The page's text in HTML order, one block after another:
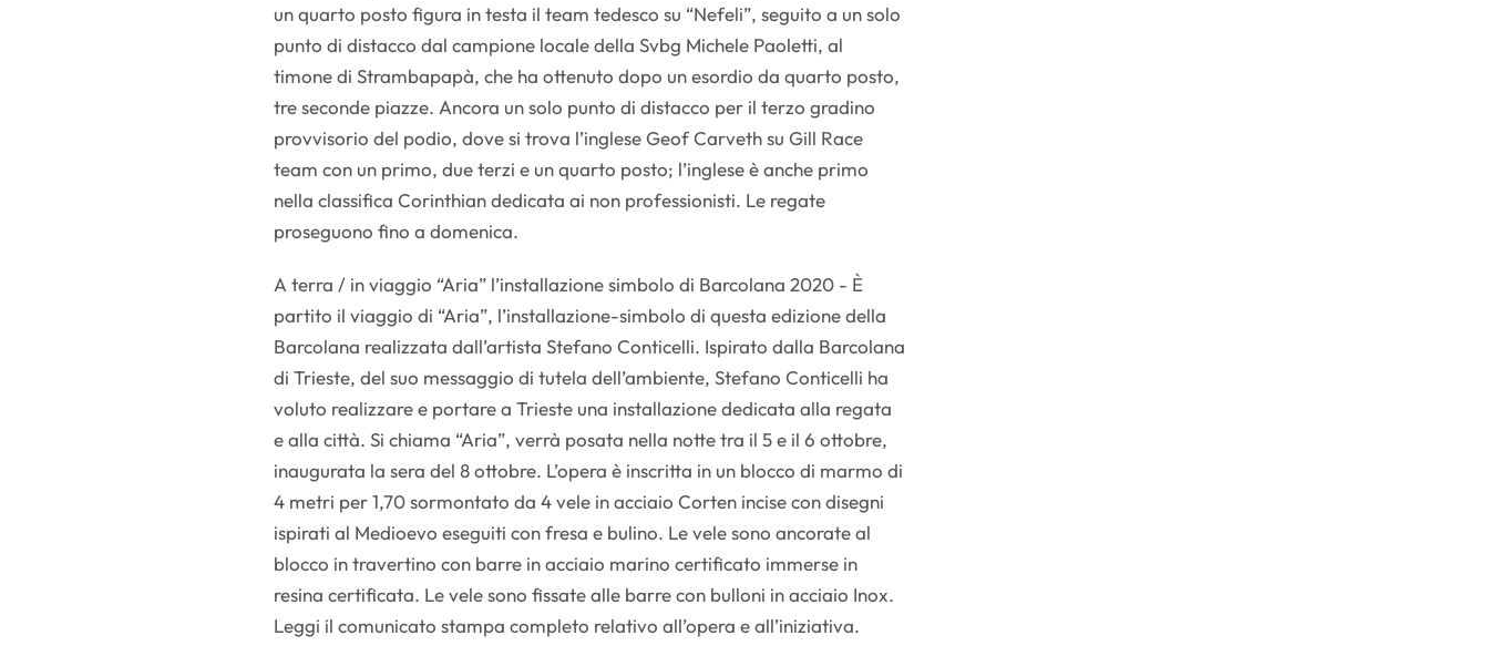
un quarto posto figura in testa il team tedesco su “Nefeli”, seguito a un solo
punto di distacco dal campione locale della Svbg Michele Paoletti, al
timone di Strambapapà, che ha ottenuto dopo un esordio da quarto posto,
tre seconde piazze. Ancora un solo punto di distacco per il terzo gradino
provvisorio del podio, dove si trova l’inglese Geof Carveth su Gill Race
team con un primo, due terzi e un quarto posto; l’inglese è anche primo
nella classifica Corinthian dedicata ai non professionisti. Le regate
proseguono fino a domenica.
A terra / in viaggio “Aria” l’installazione simbolo di Barcolana 2020 - È
partito il viaggio di “Aria”, l’installazione-simbolo di questa edizione della
Barcolana realizzata dall’artista Stefano Conticelli. Ispirato dalla Barcolana
di Trieste, del suo messaggio di tutela dell’ambiente, Stefano Conticelli ha
voluto realizzare e portare a Trieste una installazione dedicata alla regata
e alla città. Si chiama “Aria”, verrà posata nella notte tra il 5 e il 6 ottobre,
inaugurata la sera del 8 ottobre. L’opera è inscritta in un blocco di marmo di
4 metri per 1,70 sormontato da 4 vele in acciaio Corten incise con disegni
ispirati al Medioevo eseguiti con fresa e bulino. Le vele sono ancorate al
blocco in travertino con barre in acciaio marino certificato immerse in
resina certificata. Le vele sono fissate alle barre con bulloni in acciaio Inox.
Leggi il comunicato stampa completo relativo all’opera e all’iniziativa.